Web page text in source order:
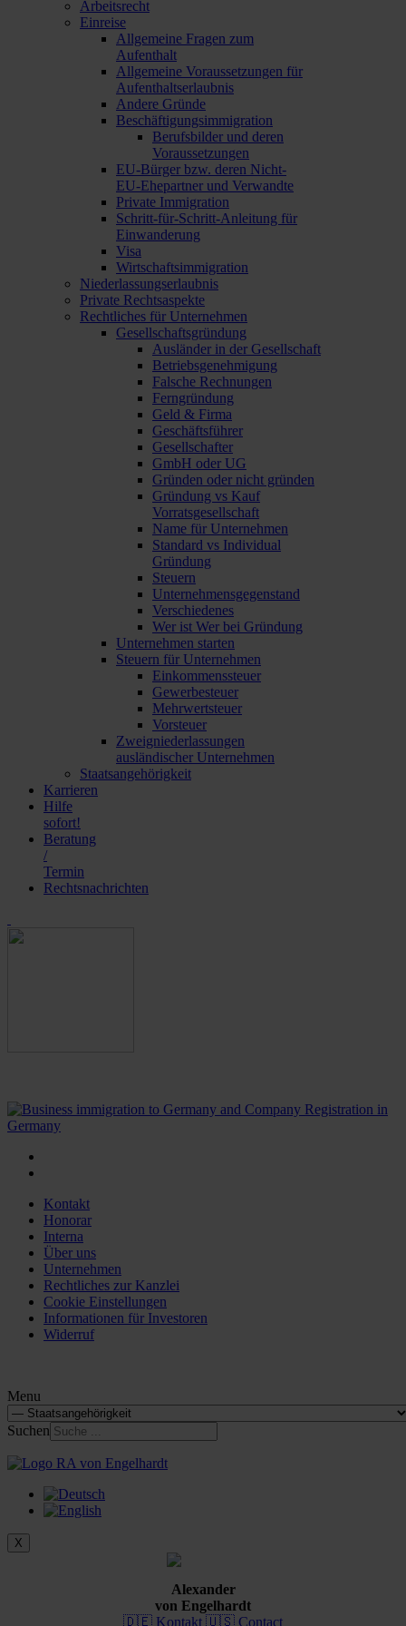
Arbeitsrecht
Einreise
Allgemeine Fragen zum
Aufenthalt
Allgemeine Voraussetzungen für
Aufenthaltserlaubnis
Andere Gründe
Beschäftigungsimmigration
Berufsbilder und deren
Voraussetzungen
EU-Bürger bzw. deren Nicht-
EU-Ehepartner und Verwandte
Private Immigration
Schritt-für-Schritt-Anleitung für
Einwanderung
Visa
Wirtschaftsimmigration
Niederlassungserlaubnis
Private Rechtsaspekte
Rechtliches für Unternehmen
Gesellschaftsgründung
Ausländer in der Gesellschaft
Betriebsgenehmigung
Falsche Rechnungen
Ferngründung
Geld & Firma
Geschäftsführer
Gesellschafter
GmbH oder UG
Gründen oder nicht gründen
Gründung vs Kauf
Vorratsgesellschaft
Name für Unternehmen
Standard vs Individual
Gründung
Steuern
Unternehmensgegenstand
Verschiedenes
Wer ist Wer bei Gründung
Unternehmen starten
Steuern für Unternehmen
Einkommenssteuer
Gewerbesteuer
Mehrwertsteuer
Vorsteuer
Zweigniederlassungen
ausländischer Unternehmen
Staatsangehörigkeit
Karrieren
Hilfe
sofort!
Beratung
/
Termin
Rechtsnachrichten
Kontakt
Honorar
Interna
Über uns
Unternehmen
Rechtliches zur Kanzlei
Cookie Einstellungen
Informationen für Investoren
Widerruf
Menu
Suchen
X
Alexander
von Engelhardt
🇩🇪 Kontakt 🇺🇸 Contact